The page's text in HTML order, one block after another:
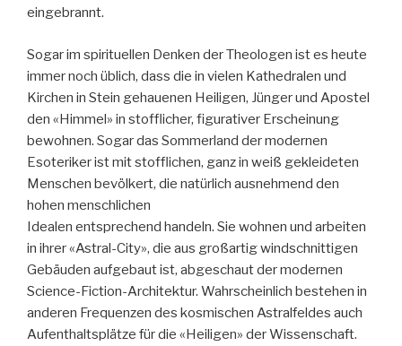
eingebrannt.
Sogar im spirituellen Denken der Theologen ist es heute
immer noch üblich, dass die in vielen Kathedralen und
Kirchen in Stein gehauenen Heiligen, Jünger und Apostel
den «Himmel» in stofflicher, figurativer Erscheinung
bewohnen. Sogar das Sommerland der modernen
Esoteriker ist mit stofflichen, ganz in weiß gekleideten
Menschen bevölkert, die natürlich ausnehmend den
hohen menschlichen
Idealen entsprechend handeln. Sie wohnen und arbeiten
in ihrer «Astral-City», die aus großartig windschnittigen
Gebäuden aufgebaut ist, abgeschaut der modernen
Science-Fiction-Architektur. Wahrscheinlich bestehen in
anderen Frequenzen des kosmischen Astralfeldes auch
Aufenthaltsplätze für die «Heiligen» der Wissenschaft.